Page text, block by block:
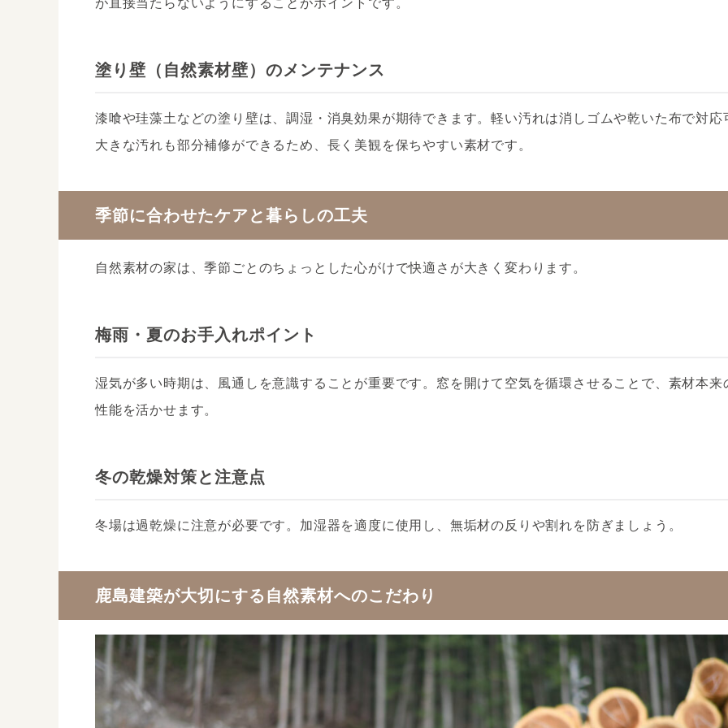
塗り壁（自然素材壁）のメンテナンス
漆喰や珪藻土などの塗り壁は、調湿・消臭効果が期待できます。軽い汚れは消しゴムや乾いた布で対応
大きな汚れも部分補修ができるため、長く美観を保ちやすい素材です。
季節に合わせたケアと暮らしの工夫
自然素材の家は、季節ごとのちょっとした心がけで快適さが大きく変わります。
梅雨・夏のお手入れポイント
湿気が多い時期は、風通しを意識することが重要です。窓を開けて空気を循環させることで、素材本来
性能を活かせます。
冬の乾燥対策と注意点
冬場は過乾燥に注意が必要です。加湿器を適度に使用し、無垢材の反りや割れを防ぎましょう。
鹿島建築が大切にする自然素材へのこだわり